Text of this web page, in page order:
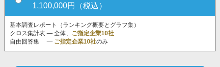
1,100,000円（税込）
基本調査レポート（ランキング概要とグラフ集）
クロス集計表 ― 全体、 ご指定企業10社
自由回答集 ― ご指定企業10社のみ